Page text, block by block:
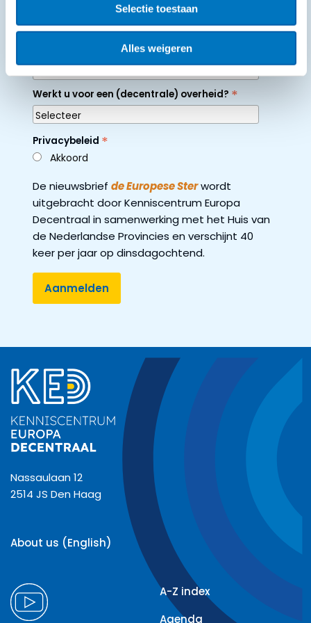
Selectie toestaan
Alles weigeren
is voor decentrale overheden.
Werkt u voor een (decentrale) overheid? *
Privacybeleid *
Akkoord
De nieuwsbrief de Europese Sterwordt
uitgebracht door Kenniscentrum Europa
Decentraal in samenwerking met het Huis van
de Nederlandse Provincies en verschijnt 40
keer per jaar op dinsdagochtend.
Nassaulaan 12
2514 JS Den Haag
About us (English)
A-Z index
Agenda